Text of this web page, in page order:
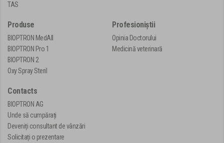
TAS
Produse
BIOPTRON MedAll
BIOPTRON Pro 1
BIOPTRON 2
Oxy Spray Steril
Profesioniștii
Opinia Doctorului
Medicină veterinară
Contacts
BIOPTRON AG
Unde să cumpărați
Deveniți consultant de vânzări
Solicitați o prezentare